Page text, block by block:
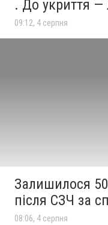
. До укриття —
09:12, 4 серпня
Залишилося
після СЗЧ за
08:06, 4 серпня